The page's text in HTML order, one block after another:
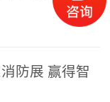
作协议
防展 赢得智